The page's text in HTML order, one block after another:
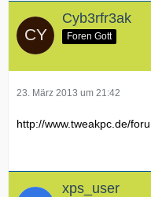
Cyb3rfr3ak
Foren Gott
23. März 2013 um 21:42
http://www.tweakpc.de/
xps_user